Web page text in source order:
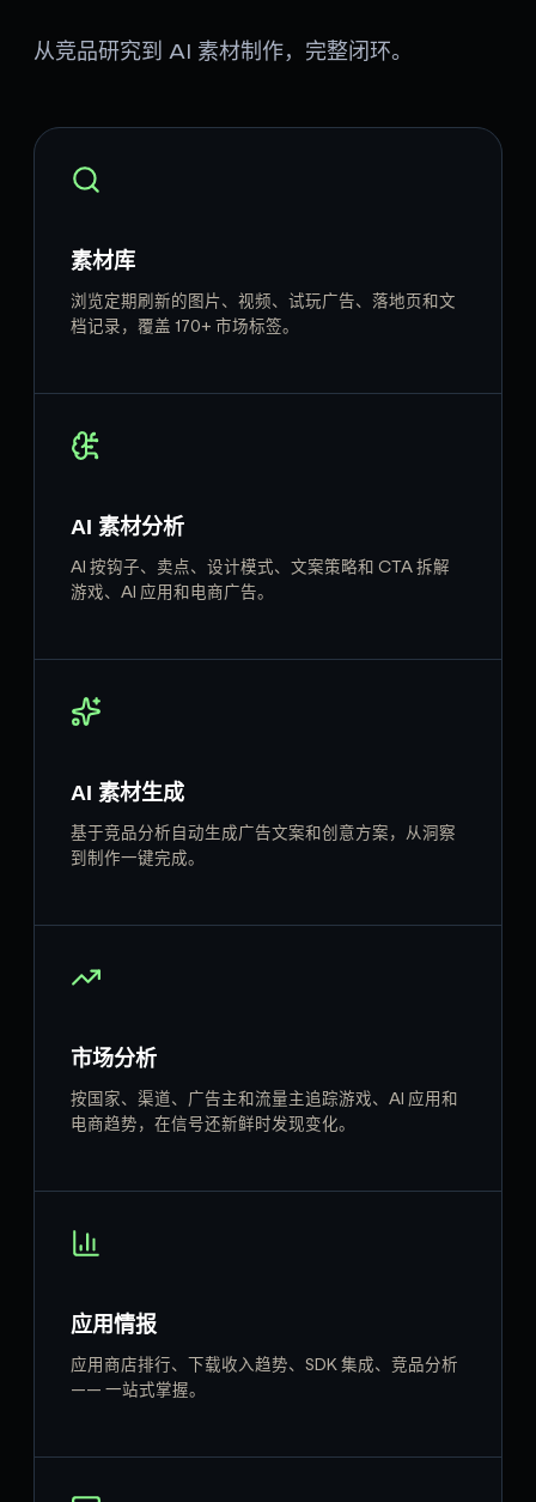
从竞品研究到 AI 素材制作，完整闭环。
素材库
浏览定期刷新的图片、视频、试玩广告、落地页和文
档记录，覆盖 170+ 市场标签。
AI 素材分析
AI 按钩子、卖点、设计模式、文案策略和 CTA 拆解
游戏、AI 应用和电商广告。
AI 素材生成
基于竞品分析自动生成广告文案和创意方案，从洞察
到制作一键完成。
市场分析
按国家、渠道、广告主和流量主追踪游戏、AI 应用和
电商趋势，在信号还新鲜时发现变化。
应用情报
应用商店排行、下载收入趋势、SDK 集成、竞品分析
—— 一站式掌握。